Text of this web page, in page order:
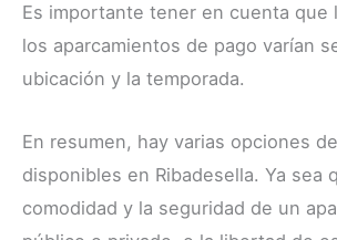
Es importante tener en cuenta que
los aparcamientos de pago varían
ubicación y la temporada.
En resumen, hay varias opciones
disponibles en Ribadesella. Ya sea
comodidad y la seguridad de un